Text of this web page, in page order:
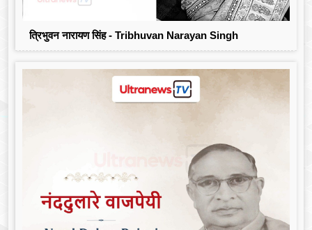
त्रिभुवन नारायण सिंह - Tribhuvan Narayan Singh